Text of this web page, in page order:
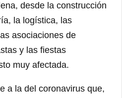
desde la construcción
la logística, las
asociaciones de
y las fiestas
muy afectada.
a la del coronavirus que,